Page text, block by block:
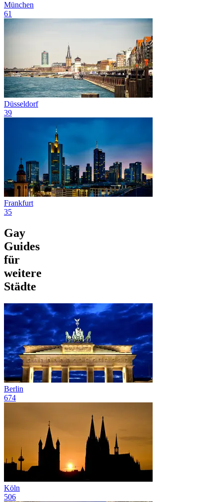
München
61
Düsseldorf
39
Frankfurt
35
Gay
Guides
für
weitere
Städte
Berlin
674
Köln
506